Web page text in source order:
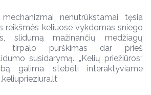
mechanizmai nenutrūkstamai tęsia
reikšmės keliuose vykdomas sniego
slidumą mažinančių medžiagų
tirpalo purškimas dar prieš
susidarymą. „Kelių priežiūros“
galima stebėti interaktyviame